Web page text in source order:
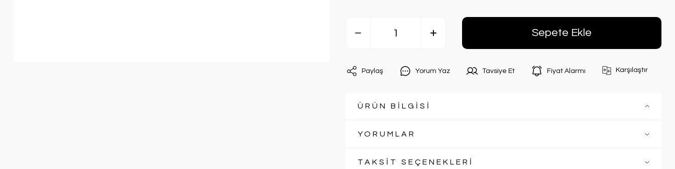
Sepete Ekle
Paylaş Yorum Yaz Tavsiye Et Fiyat Alarmı Karşılaştır
ÜRÜN BİLGİSİ
YORUMLAR
TAKSİT SEÇENEKLERİ